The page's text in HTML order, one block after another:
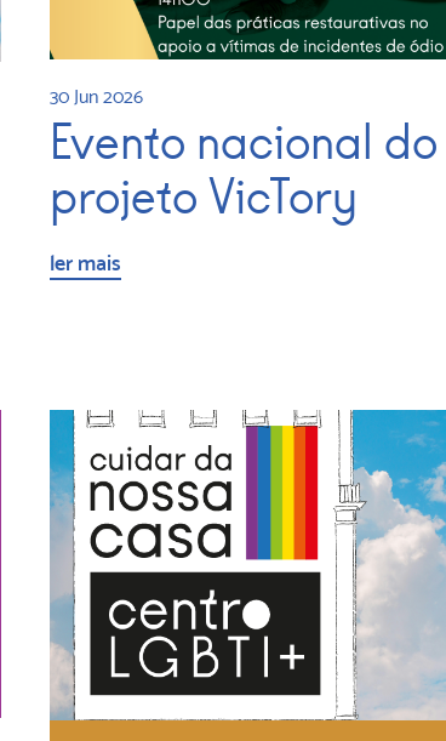
30 Jun 2026
Evento nacional do
projeto VicTory
ler mais